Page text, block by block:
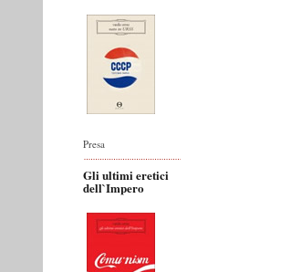
Presa
Gli ultimi eretici
dell`Impero